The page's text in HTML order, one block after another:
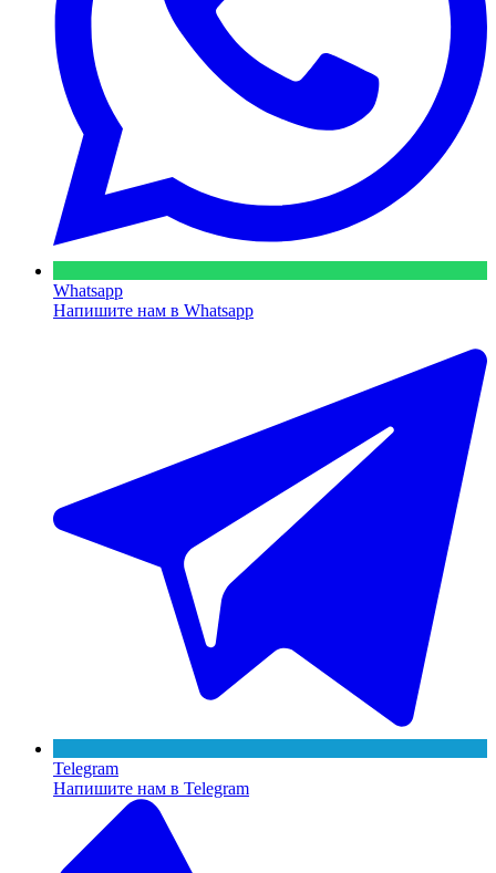
Whatsapp
Напишите нам в Whatsapp
Telegram
Напишите нам в Telegram